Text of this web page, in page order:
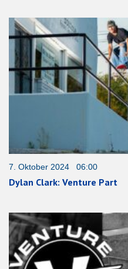
7. Oktober 2024 06:00
Dylan Clark: Venture Part